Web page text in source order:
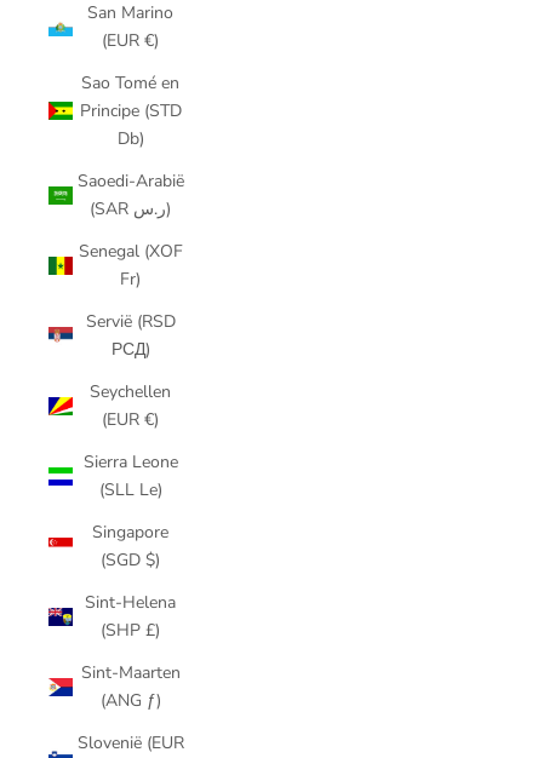
San Marino
(EUR €)
Sao Tomé en
Principe (STD
Db)
Saoedi-Arabië
(SAR ر.س)
Senegal (XOF
Fr)
Servië (RSD
РСД)
Seychellen
(EUR €)
Sierra Leone
(SLL Le)
Singapore
(SGD $)
Sint-Helena
(SHP £)
Sint-Maarten
(ANG ƒ)
Slovenië (EUR